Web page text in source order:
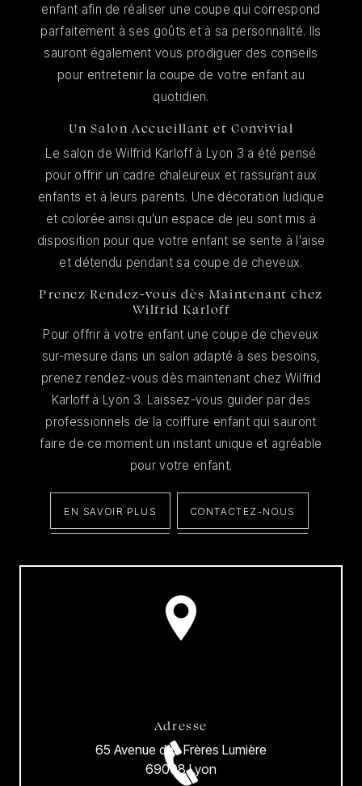
enfant afin de réaliser une coupe qui correspond
parfaitement à ses goûts et à sa personnalité. Ils
sauront également vous prodiguer des conseils
pour entretenir la coupe de votre enfant au
quotidien.
Un Salon Accueillant et Convivial
Le salon de Wilfrid Karloff à Lyon 3 a été pensé
pour offrir un cadre chaleureux et rassurant aux
enfants et à leurs parents. Une décoration ludique
et colorée ainsi qu'un espace de jeu sont mis à
disposition pour que votre enfant se sente à l'aise
et détendu pendant sa coupe de cheveux.
Prenez Rendez-vous dès Maintenant chez
Wilfrid Karloff
Pour offrir à votre enfant une coupe de cheveux
sur-mesure dans un salon adapté à ses besoins,
prenez rendez-vous dès maintenant chez Wilfrid
Karloff à Lyon 3. Laissez-vous guider par des
professionnels de la coiffure enfant qui sauront
faire de ce moment un instant unique et agréable
pour votre enfant.
EN SAVOIR PLUS CONTACTEZ-NOUS
Adresse
65 Avenue des Frères Lumière
69008 Lyon